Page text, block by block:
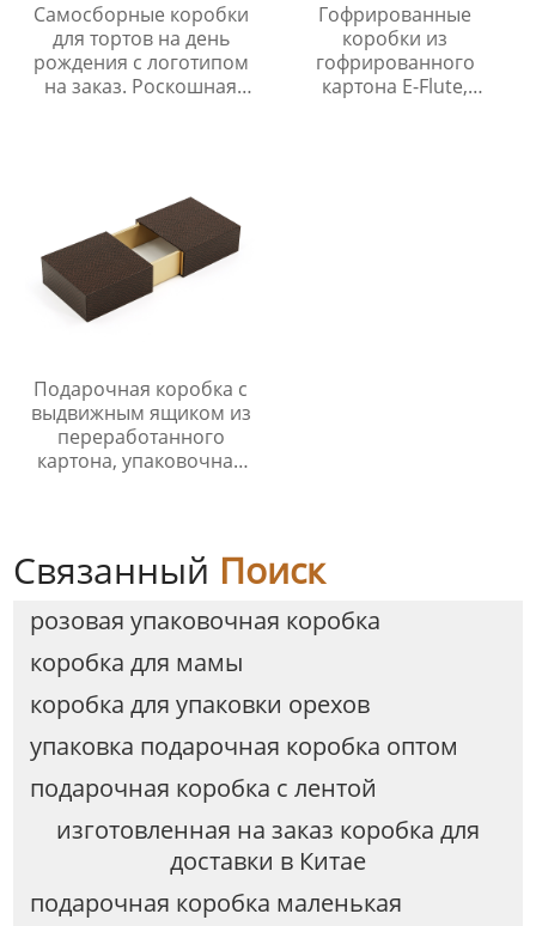
Самосборные коробки
для тортов на день
рождения с логотипом
на заказ. Роскошная
Гофрированные
коробки из
гофрированного
картона E-Flute,
Подарочная коробка с
выдвижным ящиком из
переработанного
картона, упаковочная
Связанный Поиск
розовая упаковочная коробка
коробка для мамы
коробка для упаковки орехов
упаковка подарочная коробка оптом
подарочная коробка с лентой
изготовленная на заказ коробка для
доставки в Китае
подарочная коробка маленькая